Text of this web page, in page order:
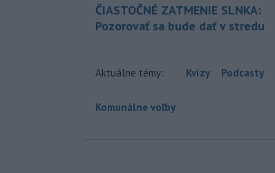
ČIASTOČNÉ ZATMENIE SLNKA:
Pozorovať sa bude dať v stredu
Aktuálne témy: Kvízy Podcasty
Komunálne voľby